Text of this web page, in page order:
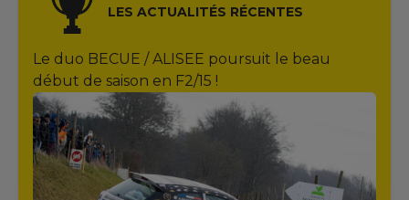
LES ACTUALITÉS RÉCENTES
Le duo BECUE / ALISEE poursuit le beau
début de saison en F2/15 !